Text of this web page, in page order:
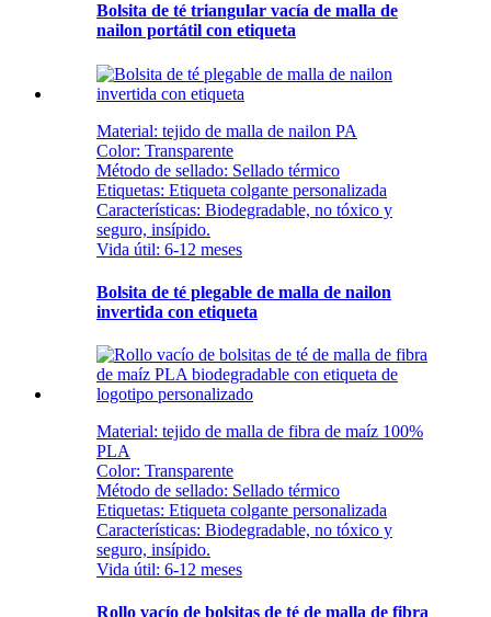
Bolsita de té triangular vacía de malla de
nailon portátil con etiqueta
Material: tejido de malla de nailon PA
Color: Transparente
Método de sellado: Sellado térmico
Etiquetas: Etiqueta colgante personalizada
Características: Biodegradable, no tóxico y
seguro, insípido.
Vida útil: 6-12 meses
Bolsita de té plegable de malla de nailon
invertida con etiqueta
Material: tejido de malla de fibra de maíz 100%
PLA
Color: Transparente
Método de sellado: Sellado térmico
Etiquetas: Etiqueta colgante personalizada
Características: Biodegradable, no tóxico y
seguro, insípido.
Vida útil: 6-12 meses
Rollo vacío de bolsitas de té de malla de fibra